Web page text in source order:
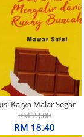
Karya Malar Segar
Penerima S.E.A. Write
Kumpulan Cerpen:
RM 23.00
RM 18.40